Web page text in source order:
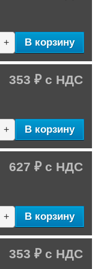
+ В корзину
353 ₽
+ В корзину
627 ₽
+ В корзину
353 ₽